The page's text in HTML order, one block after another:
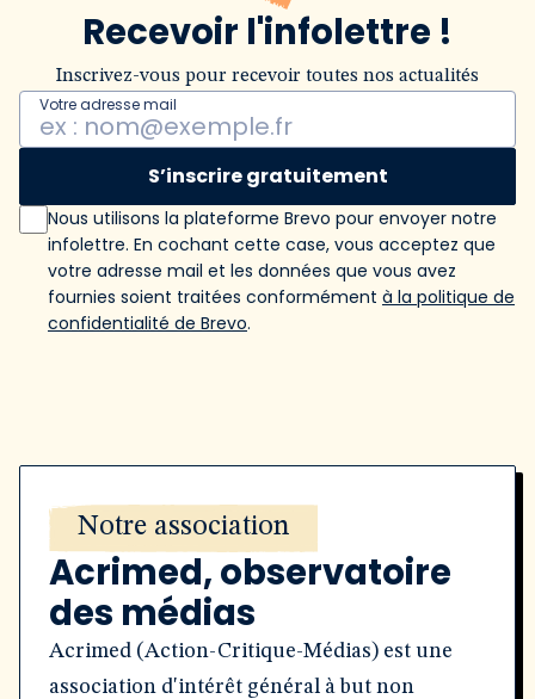
Recevoir l'infolettre !
Inscrivez-vous pour recevoir toutes nos actualités
Votre adresse mail
S’inscrire gratuitement
Nous utilisons la plateforme Brevo pour envoyer notre
infolettre. En cochant cette case, vous acceptez que
votre adresse mail et les données que vous avez
fournies soient traitées conformément à la politique de
confidentialité de Brevo.
Notre association
Acrimed, observatoire
des médias
Acrimed (Action-Critique-Médias) est une
association d'intérêt général à but non